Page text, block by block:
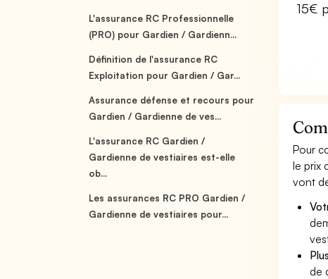
L'assurance RC Professionnelle
(PRO) pour Gardien / Gardienn...
Définition de l'assurance RC
Exploitation pour Gardien / Gar...
Assurance défense et recours pour
Gardien / Gardienne de ves...
L'assurance RC Gardien /
Gardienne de vestiaires est-elle
ob...
Les assurances RC PRO Gardien /
Gardienne de vestiaires pour...
15€
Pour
le prix
vont
de